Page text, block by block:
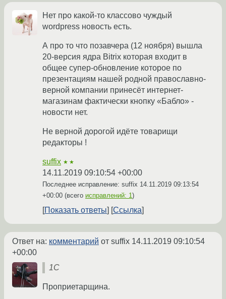
Нет про какой-то классово чуждый
wordpress новость есть.
А про то что позавчера (12 ноября) вышла
20-версия ядра Bitrix которая входит в
общее супер-обновление которое по
презентациям нашей родной православно-
верной компании принесёт интернет-
магазинам фактически кнопку «Бабло» -
новости нет.
Не верной дорогой идёте товарищи
редакторы !
suffix ★★
14.11.2019 09:10:54 +00:00
Последнее исправление: suffix 14.11.2019 09:13:54
+00:00 (всего исправлений: 1)
Показать ответы Ссылка
Ответ на: комментарий от suffix 14.11.2019 09:10:54
+00:00
1C
Проприетарщина.